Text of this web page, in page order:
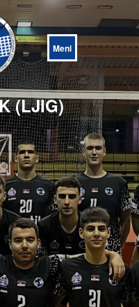
Open
Menu
(LJIG)